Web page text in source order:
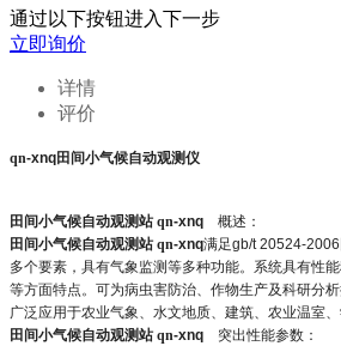
通过以下按钮进入下一步
立即询价
详情
评价
qn-xnq田间小气候自动观测仪
田间小气候自动观测站 qn-xnq 概述：
田间小气候自动观测站 qn-xnq满足gb/t 20524-2006
多个要素，具有气象监测等多种功能。系统具有性
等方面特点。可为病虫害防治、作物生产及科研分
广泛应用于农业气象、水文地质、建筑、农业温室
田间小气候自动观测站 qn-xnq 突出性能参数：